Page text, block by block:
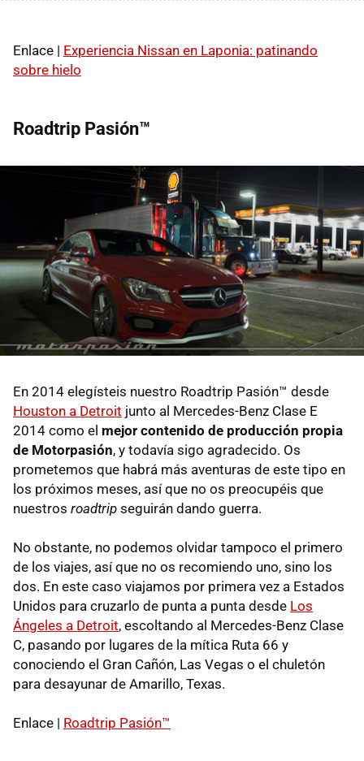
Enlace | Experiencia Nissan en Laponia: patinando
sobre hielo
Roadtrip Pasión™
En 2014 elegísteis nuestro Roadtrip Pasión™ desde
Houston a Detroit junto al Mercedes-Benz Clase E
2014 como el mejor contenido de producción propia
de Motorpasión, y todavía sigo agradecido. Os
prometemos que habrá más aventuras de este tipo en
los próximos meses, así que no os preocupéis que
nuestros roadtrip seguirán dando guerra.
No obstante, no podemos olvidar tampoco el primero
de los viajes, así que no os recomiendo uno, sino los
dos. En este caso viajamos por primera vez a Estados
Unidos para cruzarlo de punta a punta desde Los
Ángeles a Detroit, escoltando al Mercedes-Benz Clase
C, pasando por lugares de la mítica Ruta 66 y
conociendo el Gran Cañón, Las Vegas o el chuletón
para desayunar de Amarillo, Texas.
Enlace | Roadtrip Pasión™